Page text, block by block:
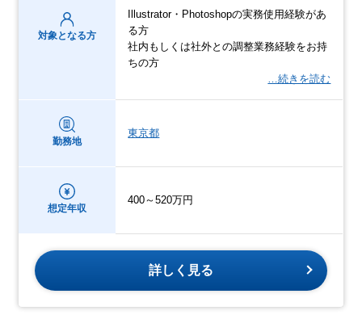
対象となる方
Illustrator・Photoshopの実務使用経験があ
る方
社内もしくは社外との調整業務経験をお持
ちの方
…続きを読む
勤務地
東京都
想定年収
400～520万円
詳しく見る